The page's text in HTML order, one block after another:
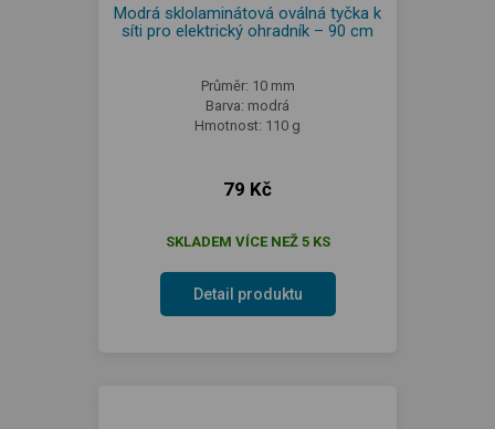
Modrá sklolaminátová oválná tyčka k
síti pro elektrický ohradník – 90 cm
Průměr: 10 mm
Barva: modrá
Hmotnost: 110 g
79 Kč
SKLADEM VÍCE NEŽ 5 KS
Detail produktu